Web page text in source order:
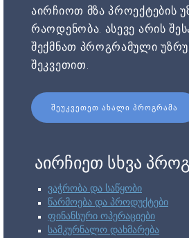
აირჩიოთ მზა პროექტების
რაოდენობა. ასევე არის
შექმნათ პროგრამული
შეკვეთით.
ᲨᲔᲣᲙᲕᲔᲗᲔᲗ ᲐᲮᲐᲚᲘ ᲞᲠᲝᲒᲠᲐᲛᲐ
აირჩიეთ სხვა
ვაჭრობა და საწყობი
წარმოება და პროდუქტები
ფინანსური ოპერაციები
სამკურნალო დახმარება